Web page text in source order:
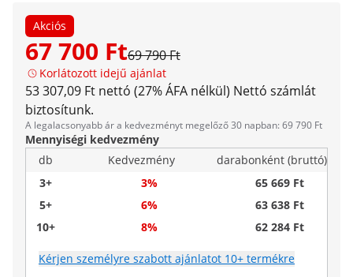
Akciós
67 700 Ft69 790 Ft
Korlátozott idejű ajánlat
53 307,09 Ft nettó (27% ÁFA nélkül) Nettó számlát
biztosítunk.
A legalacsonyabb ár a kedvezményt megelőző 30 napban: 69 790 Ft
Mennyiségi kedvezmény
db
Kedvezmény
darabonként (bruttó)
3+
3%
65 669 Ft
5+
6%
63 638 Ft
10+
8% 62 284 Ft
Kérjen személyre szabott ajánlatot 10+ termékre